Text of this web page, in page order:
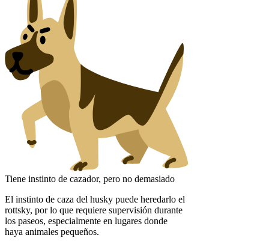
Tiene instinto de cazador, pero no demasiado
El instinto de caza del husky puede heredarlo el
rottsky, por lo que requiere supervisión durante
los paseos, especialmente en lugares donde
haya animales pequeños.